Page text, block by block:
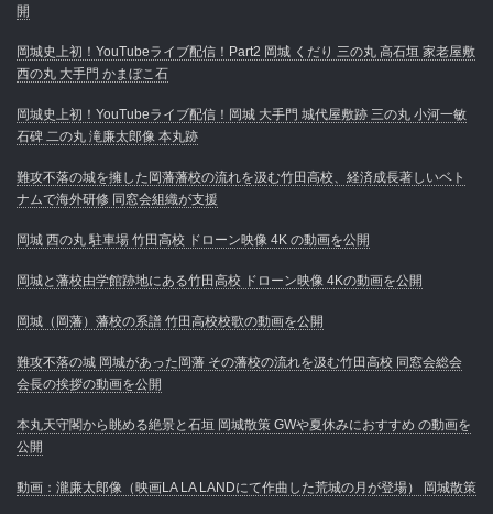
開
岡城史上初！YouTubeライブ配信！Part2 岡城 くだり 三の丸 高石垣 家老屋敷
西の丸 大手門 かまぼこ石
岡城史上初！YouTubeライブ配信！岡城 大手門 城代屋敷跡 三の丸 小河一敏
石碑 二の丸 滝廉太郎像 本丸跡
難攻不落の城を擁した岡藩藩校の流れを汲む竹田高校、経済成長著しいベト
ナムで海外研修 同窓会組織が支援
岡城 西の丸 駐車場 竹田高校 ドローン映像 4K の動画を公開
岡城と藩校由学館跡地にある竹田高校 ドローン映像 4Kの動画を公開
岡城（岡藩）藩校の系譜 竹田高校校歌の動画を公開
難攻不落の城 岡城があった岡藩 その藩校の流れを汲む竹田高校 同窓会総会
会長の挨拶の動画を公開
本丸天守閣から眺める絶景と石垣 岡城散策 GWや夏休みにおすすめ の動画を
公開
動画：瀧廉太郎像（映画LA LA LANDにて作曲した荒城の月が登場） 岡城散策